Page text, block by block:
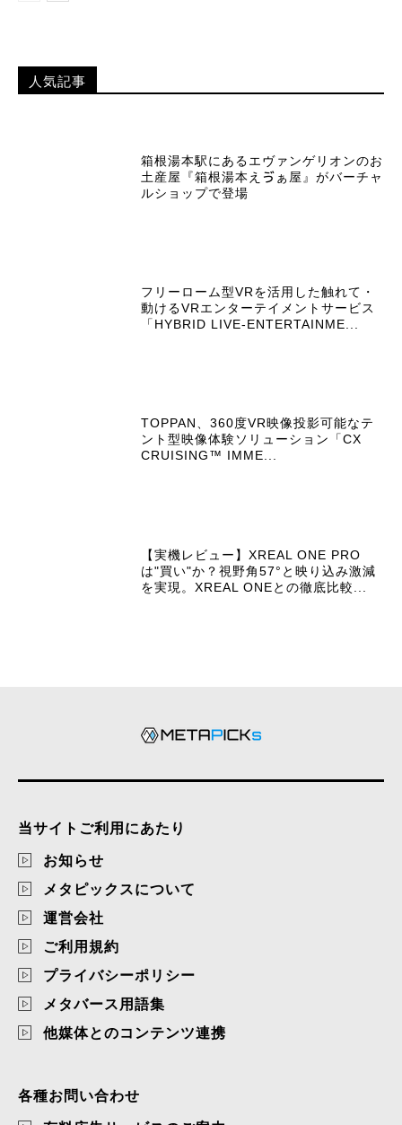
人気記事
箱根湯本駅にあるエヴァンゲリオンのお
土産屋『箱根湯本えゔぁ屋』がバーチャ
ルショップで登場
フリーローム型VRを活用した触れて・
動けるVRエンターテイメントサービス
「HYBRID LIVE-ENTERTAINME...
TOPPAN、360度VR映像投影可能なテ
ント型映像体験ソリューション「CX
CRUISING™ IMME...
【実機レビュー】XREAL ONE PRO
は"買い"か？視野角57°と映り込み激減
を実現。XREAL ONEとの徹底比較...
当サイトご利用にあたり
お知らせ
メタピックスについて
運営会社
ご利用規約
プライバシーポリシー
メタバース用語集
他媒体とのコンテンツ連携
各種お問い合わせ